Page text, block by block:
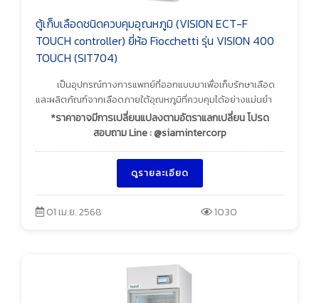
ตู้เก็บเลือดชนิดควบคุมอุณหภูมิ (VISION ECT-F
TOUCH controller) ยี่ห้อ Fiocchetti รุ่น VISION 400
TOUCH (SIT704)
เป็นอุปกรณ์ทางการแพทย์ที่ออกแบบมาเพื่อเก็บรักษาเลือด
และผลิตภัณฑ์จากเลือดภายใต้อุณหภูมิที่ควบคุมได้อย่างแม่นยำ
*ราคาอาจมีการเปลี่ยนแปลงตามอัตราแลกเปลี่ยน โปรด
สอบถาม Line : @siamintercorp
ดูรายละเอียด
01 เม.ย. 2568 1030